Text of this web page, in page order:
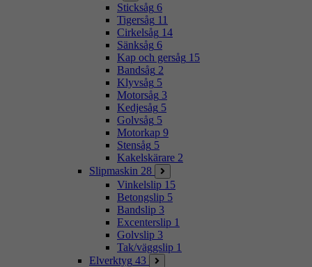
Sticksåg 6
Tigersåg 11
Cirkelsåg 14
Sänksåg 6
Kap och gersåg 15
Bandsåg 2
Klyvsåg 5
Motorsåg 3
Kedjesåg 5
Golvsåg 5
Motorkap 9
Stensåg 5
Kakelskärare 2
Slipmaskin 28
Vinkelslip 15
Betongslip 5
Bandslip 3
Excenterslip 1
Golvslip 3
Tak/väggslip 1
Elverktyg 43